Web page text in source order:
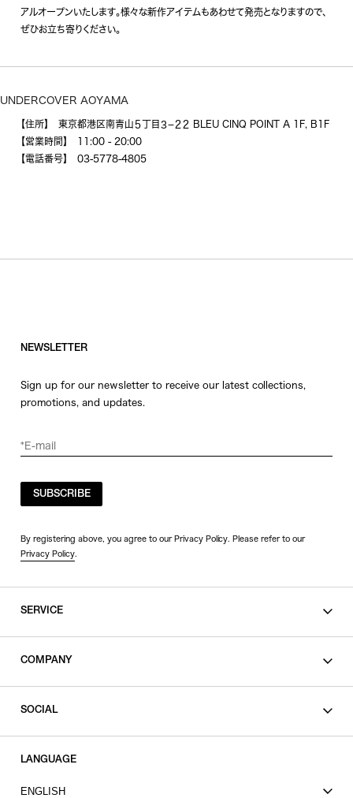
アルオープンいたします。様々な新作アイテムもあわせて発売となりますので、
ぜひお立ち寄りください。
UNDERCOVER AOYAMA
【住所】 東京都港区南青山５丁目３−２２ BLEU CINQ POINT A 1F, B1F
【営業時間】 11:00 - 20:00
【電話番号】 03-5778-4805
NEWSLETTER
Sign up for our newsletter to receive our latest collections,
promotions, and updates.
SUBSCRIBE
By registering above, you agree to our Privacy Policy. Please refer to our
Privacy Policy.
SERVICE
COMPANY
SOCIAL
X
LANGUAGE
ENGLISH